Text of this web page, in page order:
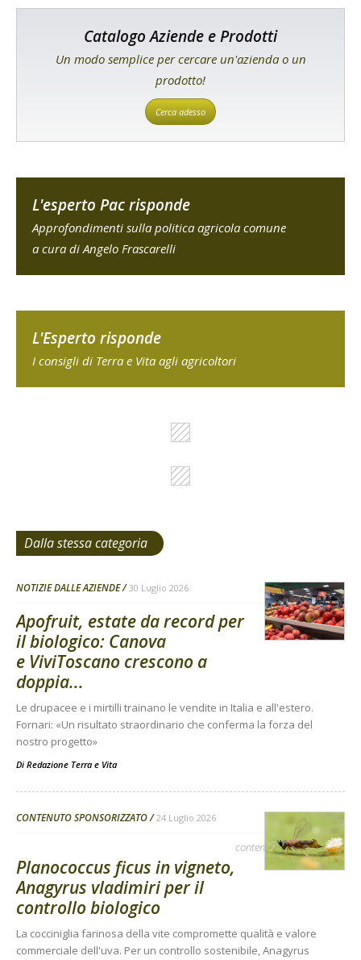
Catalogo Aziende e Prodotti
Un modo semplice per cercare un'azienda o un
prodotto!
Cerca adesso
L'esperto Pac risponde
Approfondimenti sulla politica agricola comune
a cura di Angelo Frascarelli
L'Esperto risponde
I consigli di Terra e Vita agli agricoltori
Dalla stessa categoria
NOTIZIE DALLE AZIENDE 30 Luglio 2026
Apofruit, estate da record per
il biologico: Canova
e ViviToscano crescono a
doppia...
Le drupacee e i mirtilli trainano le vendite in Italia e all'estero.
Fornari: «Un risultato straordinario che conferma la forza del
nostro progetto»
Di Redazione Terra e Vita
CONTENUTO SPONSORIZZATO 24 Luglio 2026
contenuto sponsorizzato
Planococcus ficus in vigneto,
Anagyrus vladimiri per il
controllo biologico
La cocciniglia farinosa della vite compromette qualità e valore
commerciale dell'uva. Per un controllo sostenibile, Anagyrus